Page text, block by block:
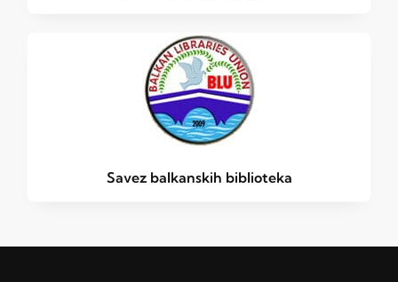
Savez balkanskih biblioteka